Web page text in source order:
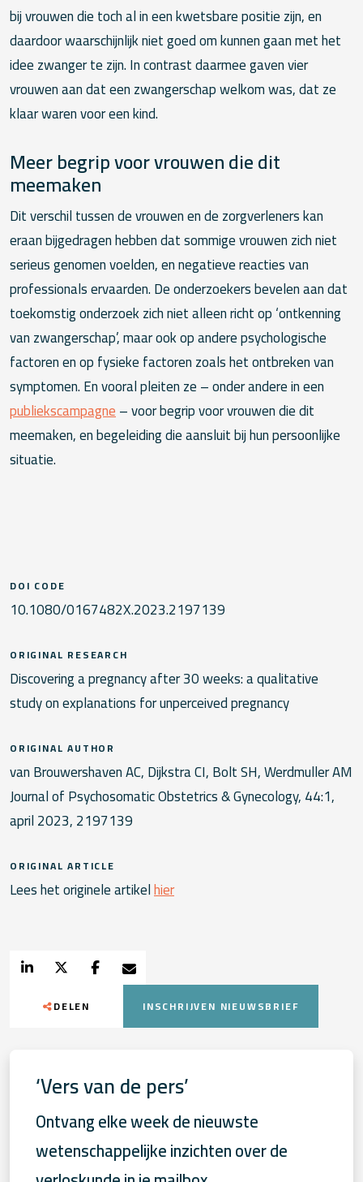
bij vrouwen die toch al in een kwetsbare positie zijn, en
daardoor waarschijnlijk niet goed om kunnen gaan met het
idee zwanger te zijn. In contrast daarmee gaven vier
vrouwen aan dat een zwangerschap welkom was, dat ze
klaar waren voor een kind.
Meer begrip voor vrouwen die dit
meemaken
Dit verschil tussen de vrouwen en de zorgverleners kan
eraan bijgedragen hebben dat sommige vrouwen zich niet
serieus genomen voelden, en negatieve reacties van
professionals ervaarden. De onderzoekers bevelen aan dat
toekomstig onderzoek zich niet alleen richt op ‘ontkenning
van zwangerschap’, maar ook op andere psychologische
factoren en op fysieke factoren zoals het ontbreken van
symptomen. En vooral pleiten ze – onder andere in een
publiekscampagne– voor begrip voor vrouwen die dit
meemaken, en begeleiding die aansluit bij hun persoonlijke
situatie.
DOI CODE
10.1080/0167482X.2023.2197139
ORIGINAL RESEARCH
Discovering a pregnancy after 30 weeks: a qualitative
study on explanations for unperceived pregnancy
ORIGINAL AUTHOR
van Brouwershaven AC, Dijkstra CI, Bolt SH, Werdmuller AM
Journal of Psychosomatic Obstetrics & Gynecology, 44:1,
april 2023, 2197139
ORIGINAL ARTICLE
Lees het originele artikelhier
DELEN INSCHRIJVEN NIEUWSBRIEF
‘Vers van de pers’
Ontvang elke week de nieuwste
wetenschappelijke inzichten over de